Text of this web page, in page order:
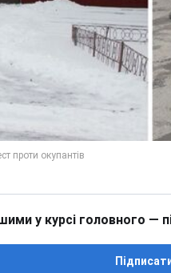
у курсі головного —